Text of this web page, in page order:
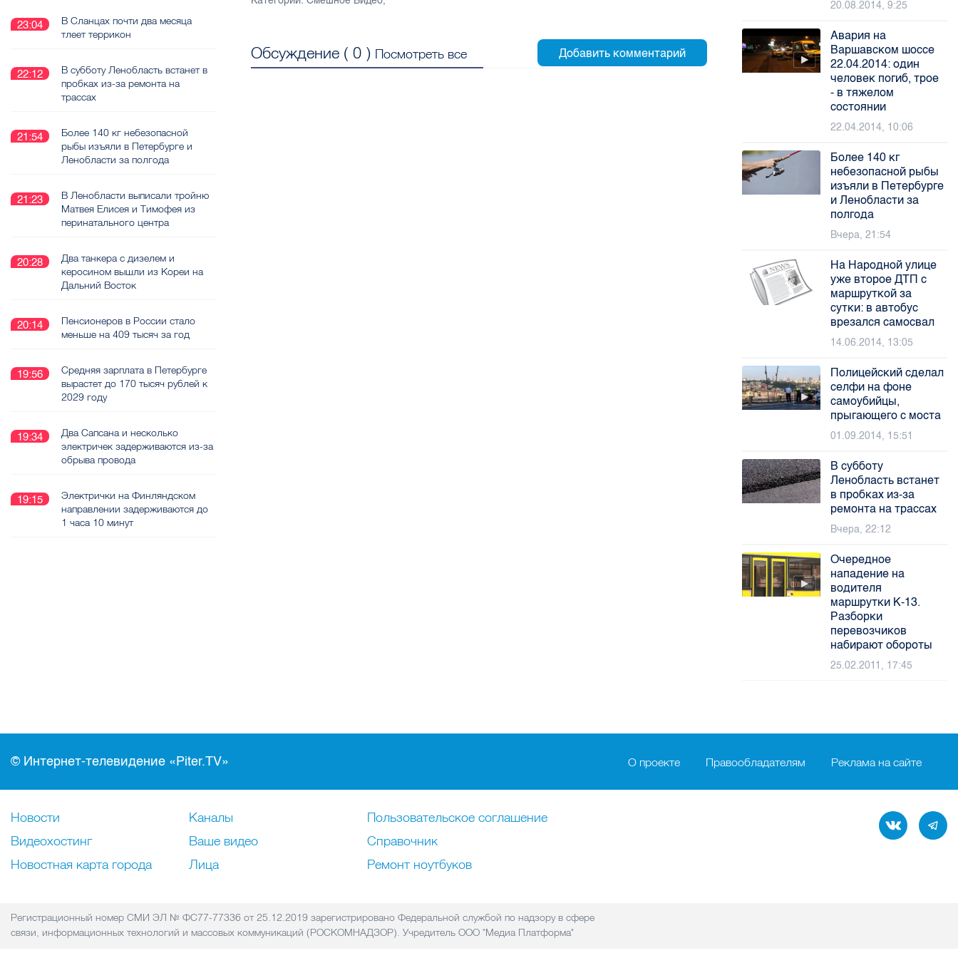
Обсуждение (0 ) Посмотреть все
23:04
В Сланцах почти два месяца
тлеет террикон
22:12
В субботу Ленобласть встанет в
пробках из-за ремонта на
трассах
21:54
Более 140 кг небезопасной
рыбы изъяли в Петербурге и
Ленобласти за полгода
21:23
В Ленобласти выписали тройню
Матвея Елисея и Тимофея из
перинатального центра
20:28
Два танкера с дизелем и
керосином вышли из Кореи на
Дальний Восток
20:14
Пенсионеров в России стало
меньше на 409 тысяч за год
19:56
Средняя зарплата в Петербурге
вырастет до 170 тысяч рублей к
2029 году
19:34
Два Сапсана и несколько
электричек задерживаются из-за
обрыва провода
19:15
Электрички на Финляндском
направлении задерживаются до
1 часа 10 минут
20.08.2014, 9:25
Авария на
Варшавском шоссе
22.04.2014: один
человек погиб, трое
- в тяжелом
состоянии
22.04.2014, 10:06
Более 140 кг
небезопасной рыбы
изъяли в Петербурге
и Ленобласти за
полгода
Вчера, 21:54
На Народной улице
уже второе ДТП с
маршруткой за
сутки: в автобус
врезался самосвал
14.06.2014, 13:05
Полицейский сделал
селфи на фоне
самоубийцы,
прыгающего с моста
01.09.2014, 15:51
В субботу
Ленобласть встанет
в пробках из-за
ремонта на трассах
Вчера, 22:12
Очередное
нападение на
водителя
маршрутки К-13.
Разборки
перевозчиков
набирают обороты
25.02.2011, 17:45
© Интернет-телевидение «Piter.TV» О проекте Правообладателям Реклама на сайте
Новости
Видеохостинг
Новостная карта города
Каналы
Ваше видео
Лица
Пользовательское соглашение
Справочник
Ремонт нoутбуков
Регистрационный номер СМИ ЭЛ № ФС77-77336 от 25.12.2019 зарегистрировано Федеральной службой по надзору в сфере
связи, информационных технологий и массовых коммуникаций (РОСКОМНАДЗОР). Учредитель ООО "Медиа Платформа"